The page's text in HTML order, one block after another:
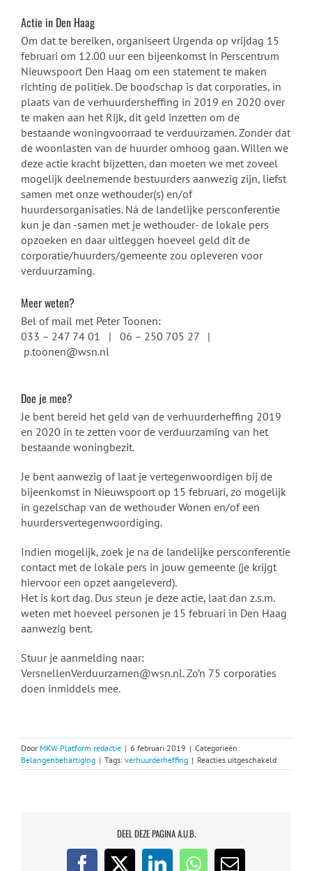
Actie in Den Haag
Om dat te bereiken, organiseert Urgenda op vrijdag 15
februari om 12.00 uur een bijeenkomst in Perscentrum
Nieuwspoort Den Haag om een statement te maken
richting de politiek. De boodschap is dat corporaties, in
plaats van de verhuurdersheffing in 2019 en 2020 over
te maken aan het Rijk, dit geld inzetten om de
bestaande woningvoorraad te verduurzamen. Zonder dat
de woonlasten van de huurder omhoog gaan. Willen we
deze actie kracht bijzetten, dan moeten we met zoveel
mogelijk deelnemende bestuurders aanwezig zijn, liefst
samen met onze wethouder(s) en/of
huurdersorganisaties. Ná de landelijke persconferentie
kun je dan -samen met je wethouder- de lokale pers
opzoeken en daar uitleggen hoeveel geld dit de
corporatie/huurders/gemeente zou opleveren voor
verduurzaming.
Meer weten?
Bel of mail met Peter Toonen:
033 – 247 74 01 | 06 – 250 705 27 |
p.toonen@wsn.nl
Doe je mee?
Je bent bereid het geld van de verhuurderheffing 2019
en 2020 in te zetten voor de verduurzaming van het
bestaande woningbezit.
Je bent aanwezig of laat je vertegenwoordigen bij de
bijeenkomst in Nieuwspoort op 15 februari, zo mogelijk
in gezelschap van de wethouder Wonen en/of een
huurdersvertegenwoordiging.
Indien mogelijk, zoek je na de landelijke persconferentie
contact met de lokale pers in jouw gemeente (je krijgt
hiervoor een opzet aangeleverd).
Het is kort dag. Dus steun je deze actie, laat dan z.s.m.
weten met hoeveel personen je 15 februari in Den Haag
aanwezig bent.
Stuur je aanmelding naar:
VersnellenVerduurzamen@wsn.nl. Zo’n 75 corporaties
doen inmiddels mee.
Door MKW Platform redactie | 6 februari 2019 | Categorieën:
Belangenbehartiging | Tags: verhuurderheffing | Reacties uitgeschakeldvoor
Met
DEEL DEZE PAGINA A.U.B.